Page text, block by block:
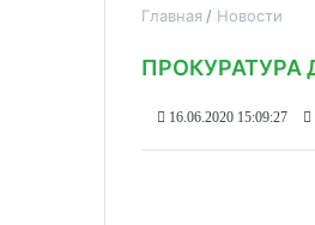
Главная Новости
ПРОКУРАТУРА
16.06.2020 15:09:27